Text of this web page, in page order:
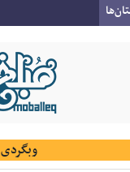
وبگردی